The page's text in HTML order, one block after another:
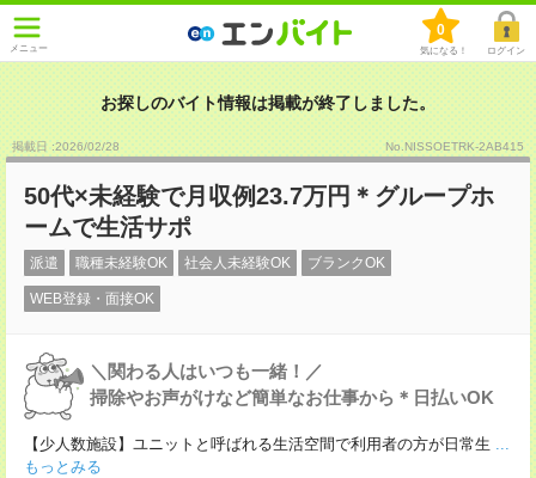
メニュー
0
気になる！ ログイン
お探しのバイト情報は掲載が終了しました。
掲載日 :2026/02/28 No.NISSOETRK-2AB415
50代×未経験で月収例23.7万円＊グループホ
ームで生活サポ
派遣 職種未経験OK 社会人未経験OK ブランクOK
WEB登録・面接OK
＼関わる人はいつも一緒！／
掃除やお声がけなど簡単なお仕事から＊日払いOK
【少人数施設】ユニットと呼ばれる生活空間で利用者の方が日常生 ...
もっとみる